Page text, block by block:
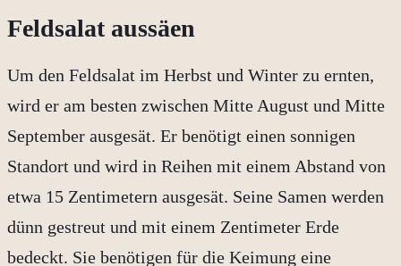
Feldsalat aussäen
Um den Feldsalat im Herbst und Winter zu ernten,
wird er am besten zwischen Mitte August und Mitte
September ausgesät. Er benötigt einen sonnigen
Standort und wird in Reihen mit einem Abstand von
etwa 15 Zentimetern ausgesät. Seine Samen werden
dünn gestreut und mit einem Zentimeter Erde
bedeckt. Sie benötigen für die Keimung eine